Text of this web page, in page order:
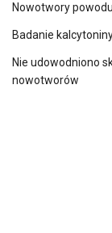
Nowotwory
Badanie
Nie udowodniono
nowotworów